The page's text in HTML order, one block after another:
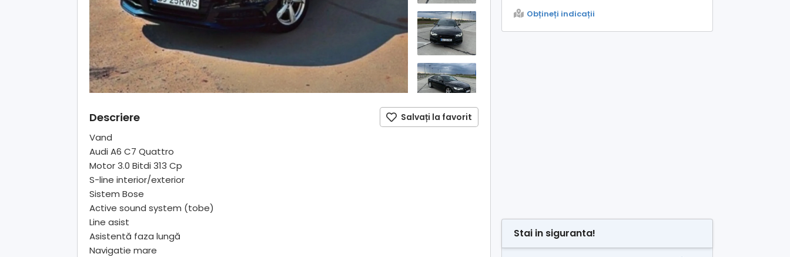
Salvați la favorit
Descriere
Vand
Audi A6 C7 Quattro
Motor 3.0 Bitdi 313 Cp
S-line interior/exterior
Sistem Bose
Active sound system (tobe)
Line asist
Asistentă faza lungă
Navigatie mare
Obțineți indicații
Stai in siguranta!